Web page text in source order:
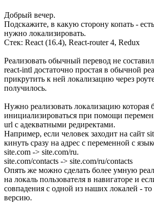
Добрый вечер.
Подскажите, в какую сторону копать -
нужно локализировать.
Стек: React (16.4), React-router 4, Redux
Реализовать обычный перевод не
react-intl достаточно простая в обычной
прикрутить к ней локализацию через
получилось.
Нужно реализовать локализацию которая
инициализироваться при помощи
url с адекватными редиректами.
Например, если человек заходит на сайт
кинуть сразу на адрес с переменной с
site.com -> site.com/ru.
site.com/contacts -> site.com/ru/contacts
Опять же можно сделать более умную
на локаль пользователя в навигаторе и
совпадения с одной из наших локалей - то
версию.